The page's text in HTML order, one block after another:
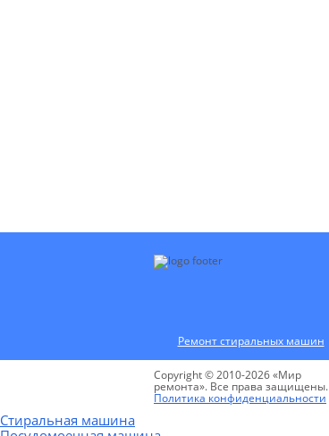
Ремонт стиральных машин
Copyright © 2010-2026 «Мир
ремонта». Все права защищены.
Политика конфиденциальности
Стиральная машина